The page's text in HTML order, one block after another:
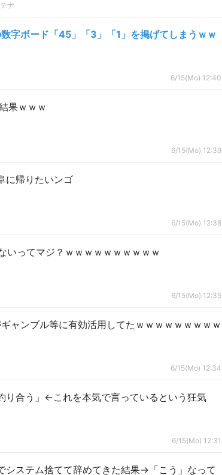
ナ
字ボード「45」「3」「1」を掲げてしまうｗｗ
6/15(Mo) 12:40
果ｗｗｗ
6/15(Mo) 12:39
に帰りたいンゴ
6/15(Mo) 12:38
いってマジ？ｗｗｗｗｗｗｗｗｗｗ
6/15(Mo) 12:35
ャンブル等に有効活用してたｗｗｗｗｗｗｗｗｗ
6/15(Mo) 12:34
り合う」←これを本気で言っているという狂気
6/15(Mo) 12:31
システム捨てて辞めてきた結果→「こう」なって